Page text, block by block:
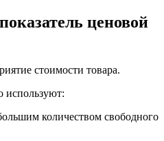
ценовой
стоимости товара.
используют:
количеством свободного